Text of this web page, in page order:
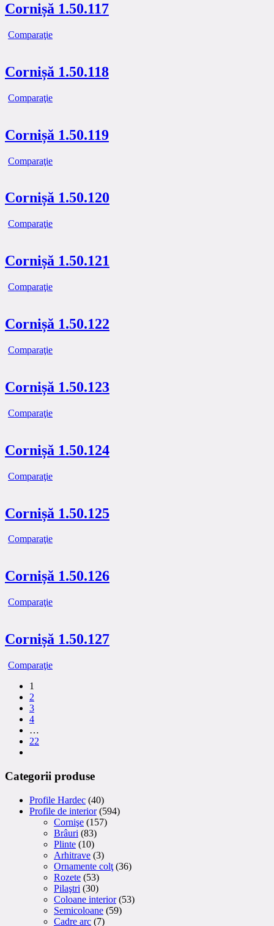
Cornișă 1.50.117
Comparaţie
Cornișă 1.50.118
Comparaţie
Cornișă 1.50.119
Comparaţie
Cornișă 1.50.120
Comparaţie
Cornișă 1.50.121
Comparaţie
Cornișă 1.50.122
Comparaţie
Cornișă 1.50.123
Comparaţie
Cornișă 1.50.124
Comparaţie
Cornișă 1.50.125
Comparaţie
Cornișă 1.50.126
Comparaţie
Cornișă 1.50.127
Comparaţie
1
2
3
4
…
22
Categorii produse
Profile Hardec (40)
Profile de interior (594)
Cornişe (157)
Brâuri (83)
Plinte (10)
Arhitrave (3)
Ornamente colţ (36)
Rozete (53)
Pilaştri (30)
Coloane interior (53)
Semicoloane (59)
Cadre arc (7)